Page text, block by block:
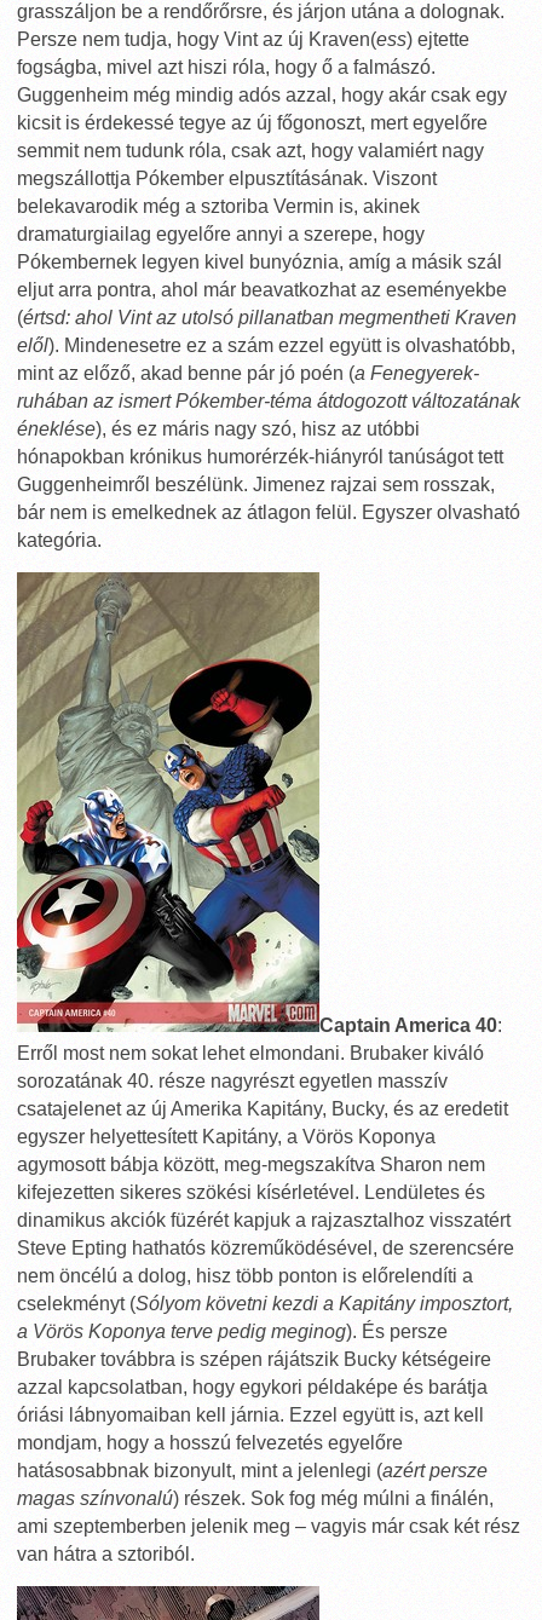
grasszáljon be a rendőrőrsre, és járjon utána a dolognak.
Persze nem tudja, hogy Vint az új Kraven(ess) ejtette
fogságba, mivel azt hiszi róla, hogy ő a falmászó.
Guggenheim még mindig adós azzal, hogy akár csak egy
kicsit is érdekessé tegye az új főgonoszt, mert egyelőre
semmit nem tudunk róla, csak azt, hogy valamiért nagy
megszállottja Pókember elpusztításának. Viszont
belekavarodik még a sztoriba Vermin is, akinek
dramaturgiailag egyelőre annyi a szerepe, hogy
Pókembernek legyen kivel bunyóznia, amíg a másik szál
eljut arra pontra, ahol már beavatkozhat az eseményekbe
(értsd: ahol Vint az utolsó pillanatban megmentheti Kraven
elől). Mindenesetre ez a szám ezzel együtt is olvashatóbb,
mint az előző, akad benne pár jó poén (a Fenegyerek-
ruhában az ismert Pókember-téma átdogozott változatának
éneklése), és ez máris nagy szó, hisz az utóbbi
hónapokban krónikus humorérzék-hiányról tanúságot tett
Guggenheimről beszélünk. Jimenez rajzai sem rosszak,
bár nem is emelkednek az átlagon felül. Egyszer olvasható
kategória.
Captain America 40:
Erről most nem sokat lehet elmondani. Brubaker kiváló
sorozatának 40. része nagyrészt egyetlen masszív
csatajelenet az új Amerika Kapitány, Bucky, és az eredetit
egyszer helyettesített Kapitány, a Vörös Koponya
agymosott bábja között, meg-megszakítva Sharon nem
kifejezetten sikeres szökési kísérletével. Lendületes és
dinamikus akciók füzérét kapjuk a rajzasztalhoz visszatért
Steve Epting hathatós közreműködésével, de szerencsére
nem öncélú a dolog, hisz több ponton is előrelendíti a
cselekményt (Sólyom követni kezdi a Kapitány imposztort,
a Vörös Koponya terve pedig meginog). És persze
Brubaker továbbra is szépen rájátszik Bucky kétségeire
azzal kapcsolatban, hogy egykori példaképe és barátja
óriási lábnyomaiban kell járnia. Ezzel együtt is, azt kell
mondjam, hogy a hosszú felvezetés egyelőre
hatásosabbnak bizonyult, mint a jelenlegi (azért persze
magas színvonalú) részek. Sok fog még múlni a finálén,
ami szeptemberben jelenik meg – vagyis már csak két rész
van hátra a sztoriból.